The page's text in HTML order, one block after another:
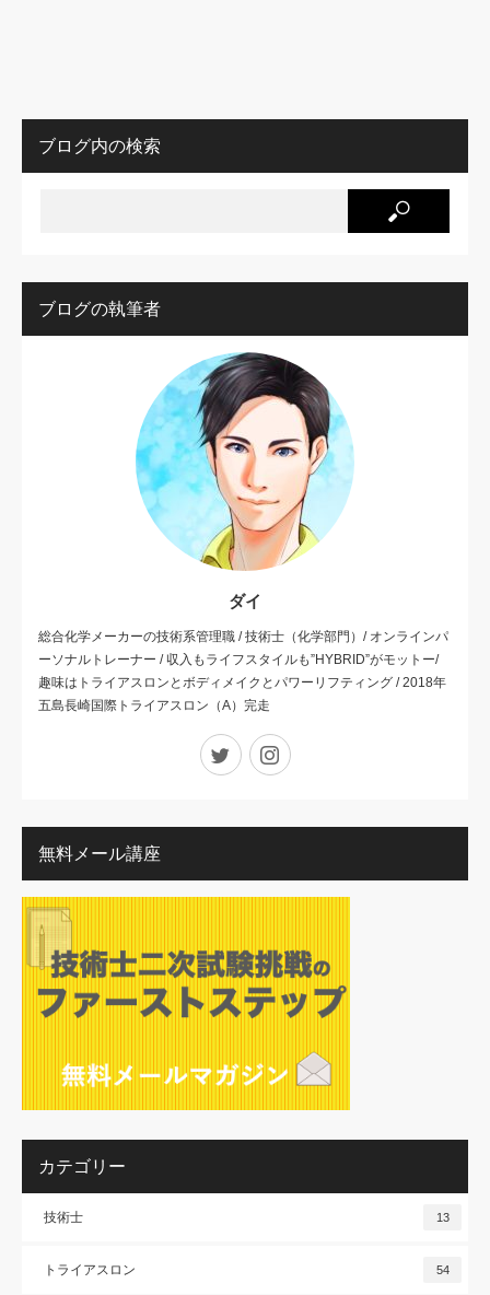
ブログ内の検索
ブログの執筆者
ダイ
総合化学メーカーの技術系管理職 / 技術士（化学部門）/ オンラインパ
ーソナルトレーナー / 収入もライフスタイルも”HYBRID”がモットー/
趣味はトライアスロンとボディメイクとパワーリフティング / 2018年
五島長崎国際トライアスロン（A）完走
Twitter Instagram
無料メール講座
カテゴリー
技術士 13
トライアスロン 54